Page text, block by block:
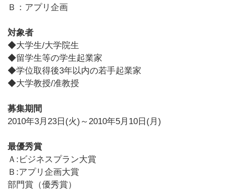
Ｂ：アプリ企画
対象者
◆大学生/大学院生
◆留学生等の学生起業家
◆学位取得後3年以内の若手起業家
◆大学教授/准教授
募集期間
2010年3月23日(火)～2010年5月10日(月)
最優秀賞
Ａ:ビジネスプラン大賞
Ｂ:アプリ企画大賞
部門賞（優秀賞）